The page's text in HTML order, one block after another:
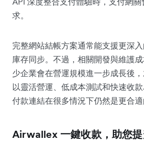
求。
完整網站結帳方案通常能支援更深
庫存同步。不過，相關開發與維護
少企業會在營運規模進一步成長後
以靈活營運、低成本測試和快速收
付款連結在很多情況下仍然是更合適
Airwallex 一鍵收款，助您